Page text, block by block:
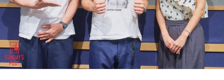
周りが勝手に忖度して動く、というのがドンの世界です」
長野「こういうドンが全国にいる、というわけですね」
常井「福岡って大物議員がたくさんいました。その中で藏内
さんはどういう位置づけか。麻生さん、武田さん、かつては
小学生の頃に、「旅行に行こう」と言われて沖縄を離れ、大
阪へ。しかし翌朝、父親の姿はなく、「今日からおじさんと
おばさんと暮らすんだよ」と告げられます。「映画みたいな
嘘みたいな話で」と振り返るように、突然始まった新生活に
戸惑い、転校先でも誰とも話せない日々が続きました。